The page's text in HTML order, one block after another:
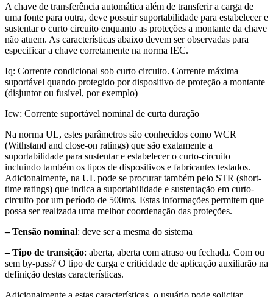
A chave de transferência automática além de transferir a carga de
uma fonte para outra, deve possuir suportabilidade para estabelecer e
sustentar o curto circuito enquanto as proteções a montante da chave
não atuem. As características abaixo devem ser observadas para
especificar a chave corretamente na norma IEC.
Iq: Corrente condicional sob curto circuito. Corrente máxima
suportável quando protegido por dispositivo de proteção a montante
(disjuntor ou fusível, por exemplo)
Icw: Corrente suportável nominal de curta duração
Na norma UL, estes parâmetros são conhecidos como WCR
(Withstand and close-on ratings) que são exatamente a
suportabilidade para sustentar e estabelecer o curto-circuito
incluindo também os tipos de dispositivos e fabricantes testados.
Adicionalmente, na UL pode se procurar também pelo STR (short-
time ratings) que indica a suportabilidade e sustentação em curto-
circuito por um período de 500ms. Estas informações permitem que
possa ser realizada uma melhor coordenação das proteções.
– Tensão nominal: deve ser a mesma do sistema
– Tipo de transição: aberta, aberta com atraso ou fechada. Com ou
sem by-pass? O tipo de carga e criticidade de aplicação auxiliarão na
definição destas características.
Adicionalmente a estas características, o usuário pode solicitar